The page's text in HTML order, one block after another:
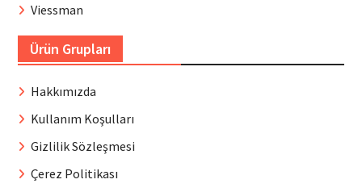
Viessman
Ürün Grupları
Hakkımızda
Kullanım Koşulları
Gizlilik Sözleşmesi
Çerez Politikası